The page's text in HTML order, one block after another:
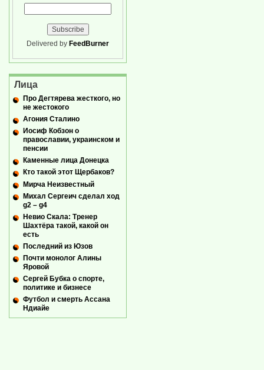
Delivered by FeedBurner
Лица
Про Дегтярева жесткого, но
не жестокого
Агония Сталино
Иосиф Кобзон о
православии, украинском и
пенсии
Каменные лица Донецка
Кто такой этот Щербаков?
Мирча Неизвестный
Михал Сергеич сделал ход
g2 – g4
Невио Скала: Тренер
Шахтёра такой, какой он
есть
Последний из Юзов
Почти монолог Алины
Яровой
Сергей Бубка о спорте,
политике и бизнесе
Футбол и смерть Ассана
Ндиайе